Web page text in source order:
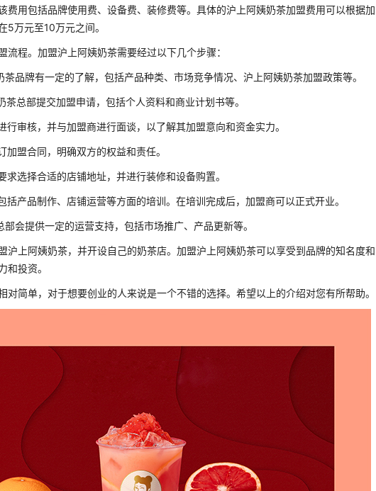
费用包括品牌使用费、设备费、装修费等。具体的沪上阿姨奶茶加盟费用可以根据加
5万元至10万元之间。
程。加盟沪上阿姨奶茶需要经过以下几个步骤：
品牌有一定的了解，包括产品种类、市场竞争情况、沪上阿姨奶茶加盟政策等。
总部提交加盟申请，包括个人资料和商业计划书等。
审核，并与加盟商进行面谈，以了解其加盟意向和资金实力。
盟合同，明确双方的权益和责任。
选择合适的店铺地址，并进行装修和设备购置。
产品制作、店铺运营等方面的培训。在培训完成后，加盟商可以正式开业。
会提供一定的运营支持，包括市场推广、产品更新等。
沪上阿姨奶茶，并开设自己的奶茶店。加盟沪上阿姨奶茶可以享受到品牌的知名度和
和投资。
对简单，对于想要创业的人来说是一个不错的选择。希望以上的介绍对您有所帮助。